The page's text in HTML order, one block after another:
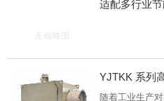
升。近期，陕
随着工业生产